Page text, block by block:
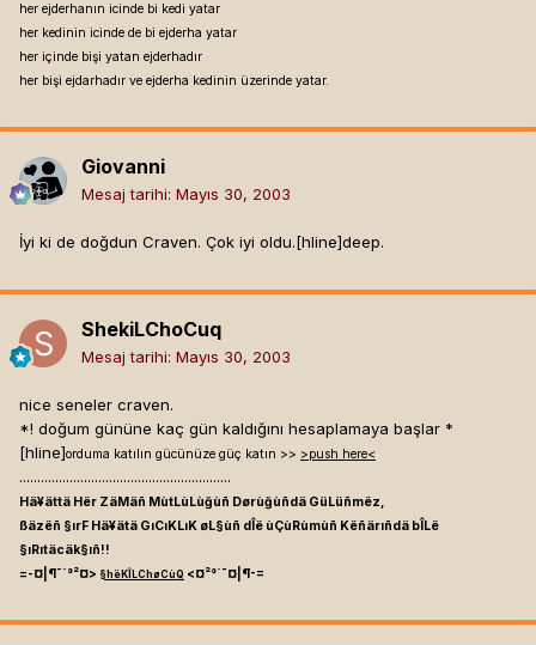
her ejderhanın icinde bi kedi yatar
her kedinin icinde de bi ejderha yatar
her içinde bişi yatan ejderhadır
her bişi ejdarhadır ve ejderha kedinin üzerinde yatar.
Giovanni
Mesaj tarihi: Mayıs 30, 2003
İyi ki de doğdun Craven. Çok iyi oldu.[hline]deep.
ShekiLChoCuq
Mesaj tarihi: Mayıs 30, 2003
nice seneler craven.
*! doğum gününe kaç gün kaldığını hesaplamaya başlar *
[hline]orduma katılın gücünüze güç katın >> >push here<
...........................................................
Hä¥ättä Hër ZäMäñ MùtLùLùğùñ Dørùğùñdä GüLüñmëz,
ßäzëñ §ırF Hä¥ätä GıCıKLıK øL§ùñ dÎë ùÇùRùmùñ Këñärıñdä bÎLë
§ıRıtäcäk§ıñ!!
=-¤|¶¯`°²¤> §hëKÎLChøCùQ <¤²°`¯¤|¶-=